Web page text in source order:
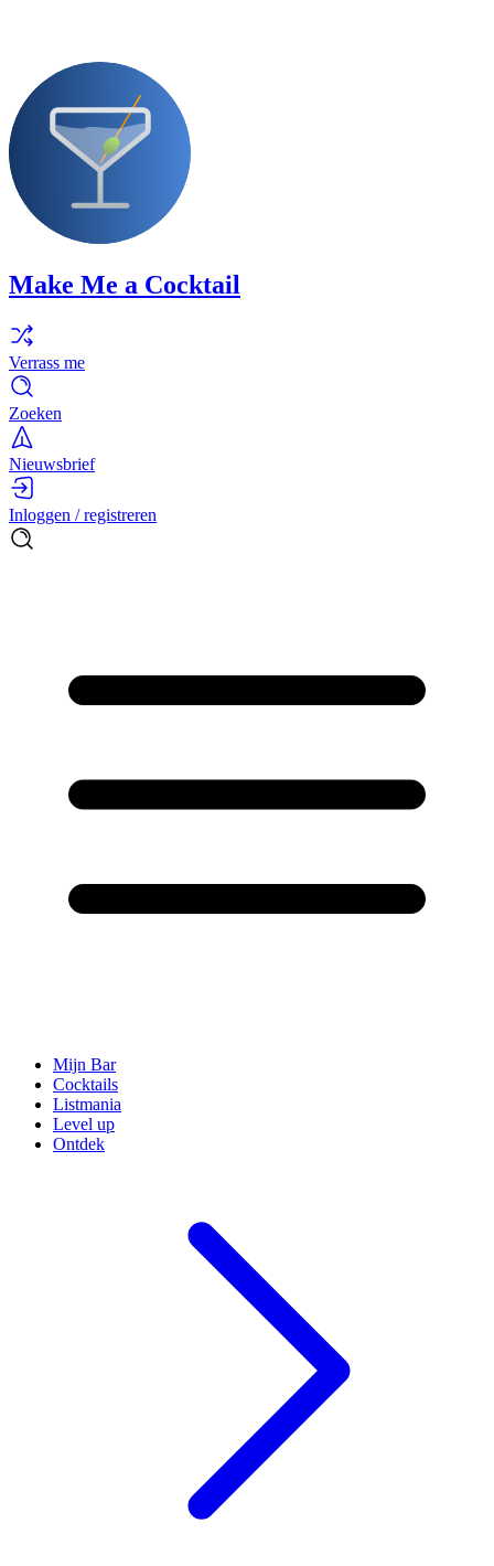
Make Me a Cocktail
Verrass me
Zoeken
Nieuwsbrief
Inloggen / registreren
Mijn Bar
Cocktails
Listmania
Level up
Ontdek